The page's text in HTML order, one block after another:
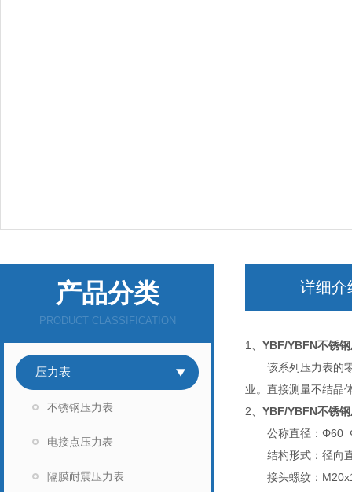
产品分类
PRODUCT CLASSIFICATION
压力表
不锈钢压力表
电接点压力表
隔膜耐震压力表
详细介
1、 YBF/YBFN不锈
该系列压力表的零
业。直接测量不结晶
2、 YBF/YBFN不锈
公称直径：Φ60
结构形式：径
接头螺纹：